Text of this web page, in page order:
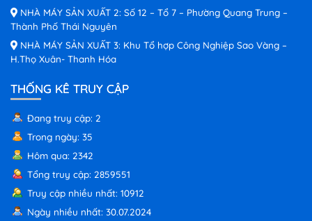
NHÀ MÁY SẢN XUẤT 2: Số 12 – Tổ 7 – Phường Quang Trung –
Thành Phố Thái Nguyên
NHÀ MÁY SẢN XUẤT 3: Khu Tổ hợp Công Nghiệp Sao Vàng –
H.Thọ Xuân- Thanh Hóa
THỐNG KÊ TRUY CẬP
Đang truy cập: 2
Trong ngày: 35
Hôm qua: 2342
Tổng truy cập: 2859551
Truy cập nhiều nhất: 10912
Ngày nhiều nhất: 30.07.2024